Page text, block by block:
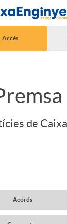
Accés
de Caixa
Acords